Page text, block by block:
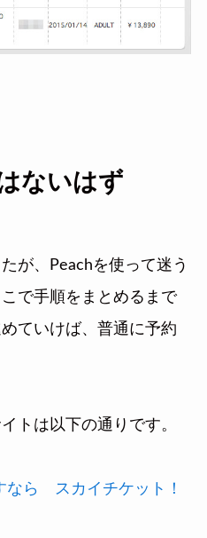
ないはず
が、Peachを使って迷う
で手順をまとめるまで
ていけば、普通に予約
トは以下の通りです。
なら スカイチケット！